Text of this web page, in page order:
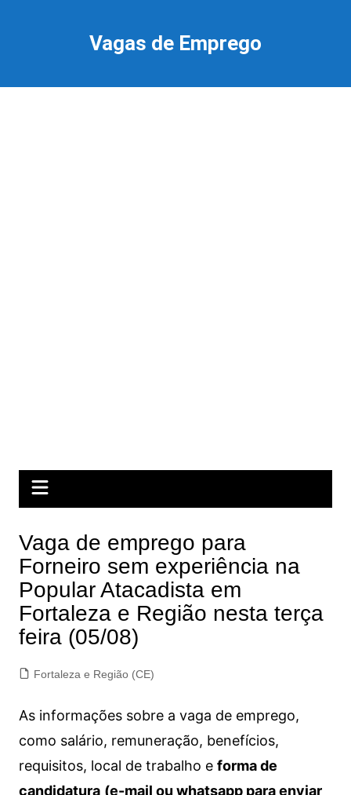
Vagas de Emprego
Vaga de emprego para
Forneiro sem experiência na
Popular Atacadista em
Fortaleza e Região nesta terça
feira (05/08)
Fortaleza e Região (CE)
As informações sobre a vaga de emprego,
como salário, remuneração, benefícios,
requisitos, local de trabalho e forma de
candidatura (e-mail ou whatsapp para enviar